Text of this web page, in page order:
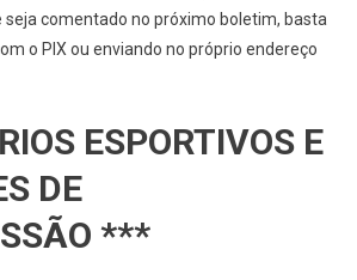
seja comentado no próximo boletim, basta
o PIX ou enviando no próprio endereço
ESPORTIVOS E
DE
***